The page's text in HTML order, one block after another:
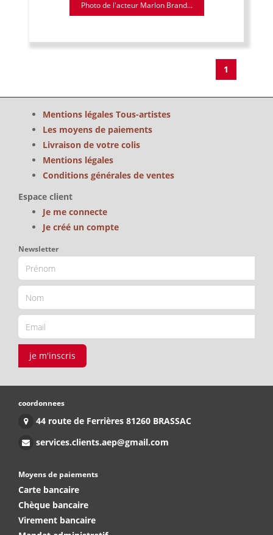
Photo de l'acteur Marlon Brand...
1
Mentions légales Tous-artistes
Les moyens de paiements
Livraison de votre colis
Mentions légales
Conditions générales de ventes
Espace client
Je me connecte
Je créé un compte
Newsletter
je m'inscris
coordonnees
44 route de Ferrières 81260 BRASSAC
services.clients.aep@gmail.com
Moyens de paiements
Carte bancaire
Chèque bancaire
Virement bancaire